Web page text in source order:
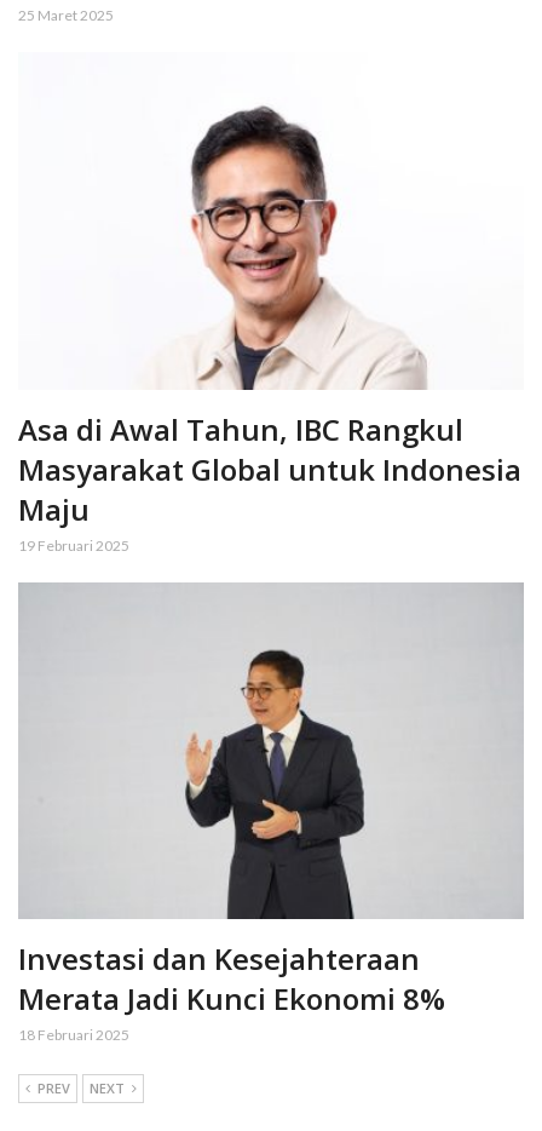
25 Maret 2025
Asa di Awal Tahun, IBC Rangkul
Masyarakat Global untuk Indonesia
Maju
19 Februari 2025
Investasi dan Kesejahteraan
Merata Jadi Kunci Ekonomi 8%
18 Februari 2025
PREV NEXT